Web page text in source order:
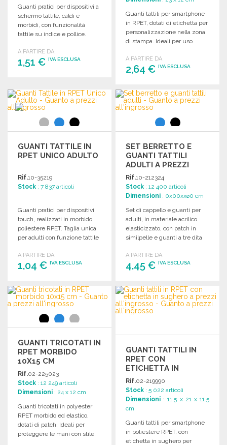
Guanti pratici per dispositivi a
schermo tattile, caldi e
morbidi, con funzionalità
tattile su indice e pollice.
A PARTIRE DA
1,51 € IVA ESCLUSA
Richiedi un preventivo
Guanti tattili per smartphone
in RPET, dotati di etichetta per
personalizzazione nella zona
di stampa. Ideali per uso
A PARTIRE DA
2,64 €IVA ESCLUSA
ORDINARE
Richiedi un preventivo
GUANTI TATTILE IN
RPET UNICO ADULTO
Rif.10-35219
Stock : 7 837 articoli
Guanti pratici per dispositivi
touch, realizzati in morbido
poliestere RPET. Taglia unica
per adulti con funzione tattile
A PARTIRE DA
1,04 € IVA ESCLUSA
ORDINARE
Richiedi un preventivo
SET BERRETTO E
GUANTI TATTILI
ADULTI A PREZZI
ALL'INGROSSO
Rif.10-212324
Stock : 12 400 articoli
Dimensioni : 0x00xxø0 cm
Set di cappello e guanti per
adulti, in materiale acrilico
elasticizzato, con patch in
similpelle e guanti a tre dita
A PARTIRE DA
4,45 €IVA ESCLUSA
ORDINARE
Richiedi un preventivo
GUANTI TRICOTATI IN
RPET MORBIDO
10X15 CM
Rif.02-225023
Stock : 12 249 articoli
Dimensioni : 24 x 12 cm
Guanti tricotati in polyester
RPET morbido ed elastico,
dotati di patch. Ideali per
proteggere le mani con stile.
GUANTI TATTILI IN
RPET CON
ETICHETTA IN
SUGHERO
Rif.02-219990
Stock : 5 022 articoli
Dimensioni : 11.5 x 21 x 11.5
cm
Guanti tattili per smartphone
in poliestere RPET, con
etichetta in sughero per